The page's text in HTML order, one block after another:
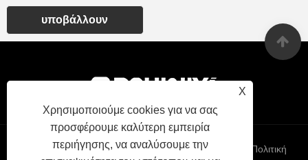
υποβάλλουν
X
Χρησιμοποιούμε cookies για να σας
προσφέρουμε καλύτερη εμπειρία
περιήγησης, να αναλύσουμε την
Sitemap RSS XML Πολιτική